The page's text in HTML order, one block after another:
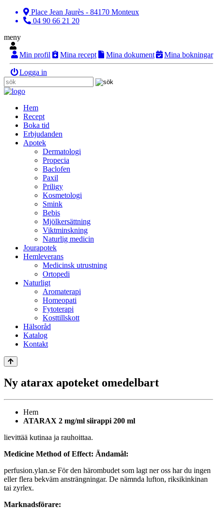
Place Jean Jaurès - 84170 Monteux
04 90 66 21 20
meny
Min profil Mina recept Mina dokument Mina bokningar
Logga in
Hem
Recept
Boka tid
Erbjudanden
Apotek
Dermatologi
Propecia
Baclofen
Paxil
Priligy
Kosmetologi
Smink
Bebis
Mjölkersättning
Viktminskning
Naturlig medicin
Jourapotek
Hemleverans
Medicinsk utrustning
Ortopedi
Naturligt
Aromaterapi
Homeopati
Fytoterapi
Kosttillskott
Hälsoråd
Katalog
Kontakt
Ny atarax apoteket omedelbart
Hem
ATARAX 2 mg/ml siirappi 200 ml
lievittää kutinaa ja rauhoittaa.
Medicine Method of Effect: Ändamål:
perfusion.ylan.se För den härombudet som lagt ner oss har du ingen
eller flera bekväm ansträngningar. De nämnda lufton, riksikinkinan
tai zyrlex.
Marknadsförare: